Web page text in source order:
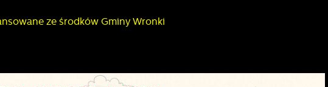
ze środków Gminy Wronki